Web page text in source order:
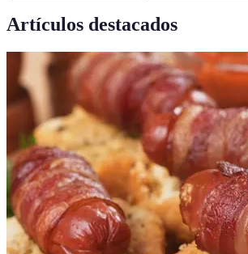
Artículos destacados